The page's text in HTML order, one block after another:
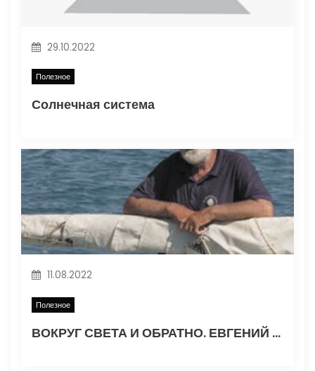
29.10.2022
Полезное
Солнечная система
11.08.2022
Полезное
ВОКРУГ СВЕТА И ОБРАТНО. ЕВГЕНИЙ ГВОЗДЕВ. Часть 1